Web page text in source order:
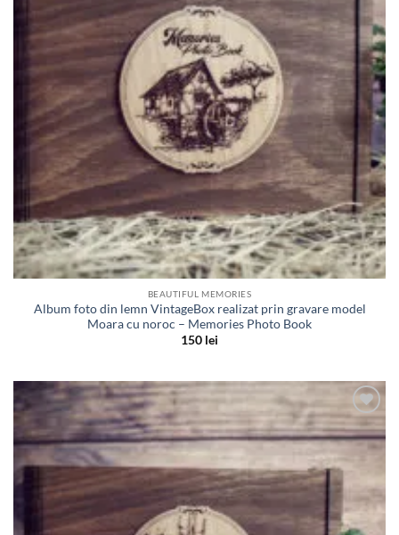
BEAUTIFUL MEMORIES
Album foto din lemn VintageBox realizat prin gravare model
Moara cu noroc – Memories Photo Book
150 lei
Adauga
in lista
dorinte